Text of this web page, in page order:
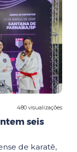
480 visualizações
seis
de karatê,